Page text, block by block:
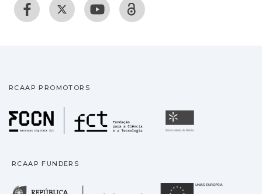
RCAAP PROMOTORS
Fundação para a
RCAAP FUNDERS
República Portuguesa